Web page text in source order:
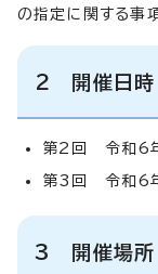
の指定に関する事
2 開催日時
第2回 令和6
第3回 令和6
3 開催場所